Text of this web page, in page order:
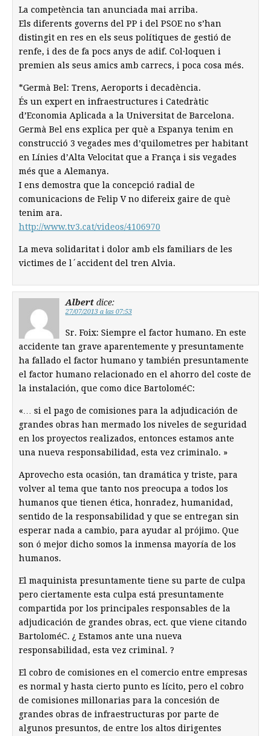
La competència tan anunciada mai arriba.
Els diferents governs del PP i del PSOE no s’han
distingit en res en els seus polítiques de gestió de
renfe, i des de fa pocs anys de adif. Col·loquen i
premien als seus amics amb carrecs, i poca cosa més.
*Germà Bel: Trens, Aeroports i decadència.
És un expert en infraestructures i Catedràtic
d’Economia Aplicada a la Universitat de Barcelona.
Germà Bel ens explica per què a Espanya tenim en
construcció 3 vegades mes d’quilometres per habitant
en Línies d’Alta Velocitat que a França i sis vegades
més que a Alemanya.
I ens demostra que la concepció radial de
comunicacions de Felip V no difereix gaire de què
tenim ara.
http://www.tv3.cat/videos/4106970
La meva solidaritat i dolor amb els familiars de les
victimes de l´accident del tren Alvia.
Albert dice:
27/07/2013 a las 07:53
Sr. Foix: Siempre el factor humano. En este
accidente tan grave aparentemente y presuntamente
ha fallado el factor humano y también presuntamente
el factor humano relacionado en el ahorro del coste de
la instalación, que como dice BartoloméC:
«… si el pago de comisiones para la adjudicación de
grandes obras han mermado los niveles de seguridad
en los proyectos realizados, entonces estamos ante
una nueva responsabilidad, esta vez criminalo. »
Aprovecho esta ocasión, tan dramática y triste, para
volver al tema que tanto nos preocupa a todos los
humanos que tienen ética, honradez, humanidad,
sentido de la responsabilidad y que se entregan sin
esperar nada a cambio, para ayudar al prójimo. Que
son ó mejor dicho somos la inmensa mayoría de los
humanos.
El maquinista presuntamente tiene su parte de culpa
pero ciertamente esta culpa está presuntamente
compartida por los principales responsables de la
adjudicación de grandes obras, ect. que viene citando
BartoloméC. ¿ Estamos ante una nueva
responsabilidad, esta vez criminal. ?
El cobro de comisiones en el comercio entre empresas
es normal y hasta cierto punto es lícito, pero el cobro
de comisiones millonarias para la concesión de
grandes obras de infraestructuras por parte de
algunos presuntos, de entre los altos dirigentes